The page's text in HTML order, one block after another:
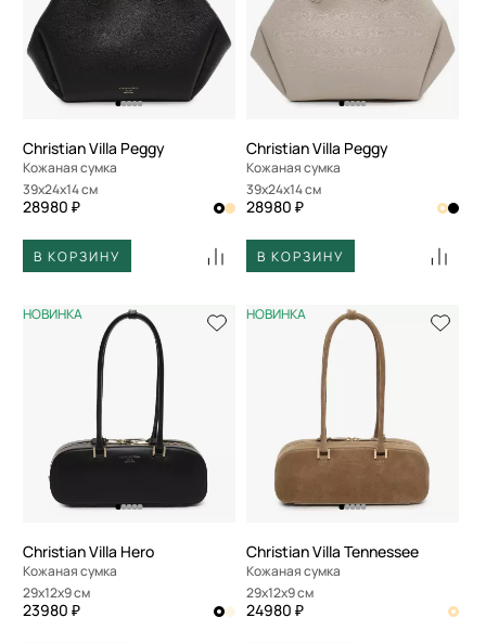
Christian Villa Peggy
Кожаная сумка
39x24x14 см
28980 ₽
В КОРЗИНУ
Christian Villa Peggy
Кожаная сумка
39x24x14 см
28980 ₽
В КОРЗИНУ
НОВИНКА
Christian Villa Hero
Кожаная сумка
29x12x9 см
23980 ₽
НОВИНКА
Christian Villa Tennessee
Кожаная сумка
29x12x9 см
24980 ₽